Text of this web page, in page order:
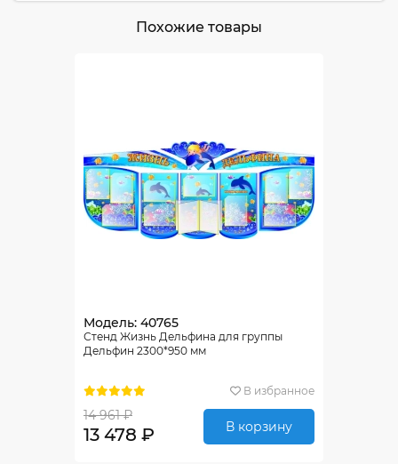
Похожие товары
Модель: 40765
Стенд Жизнь Дельфина для группы
Дельфин 2300*950 мм
В избранное
14 961 ₽
13 478 ₽ В корзину